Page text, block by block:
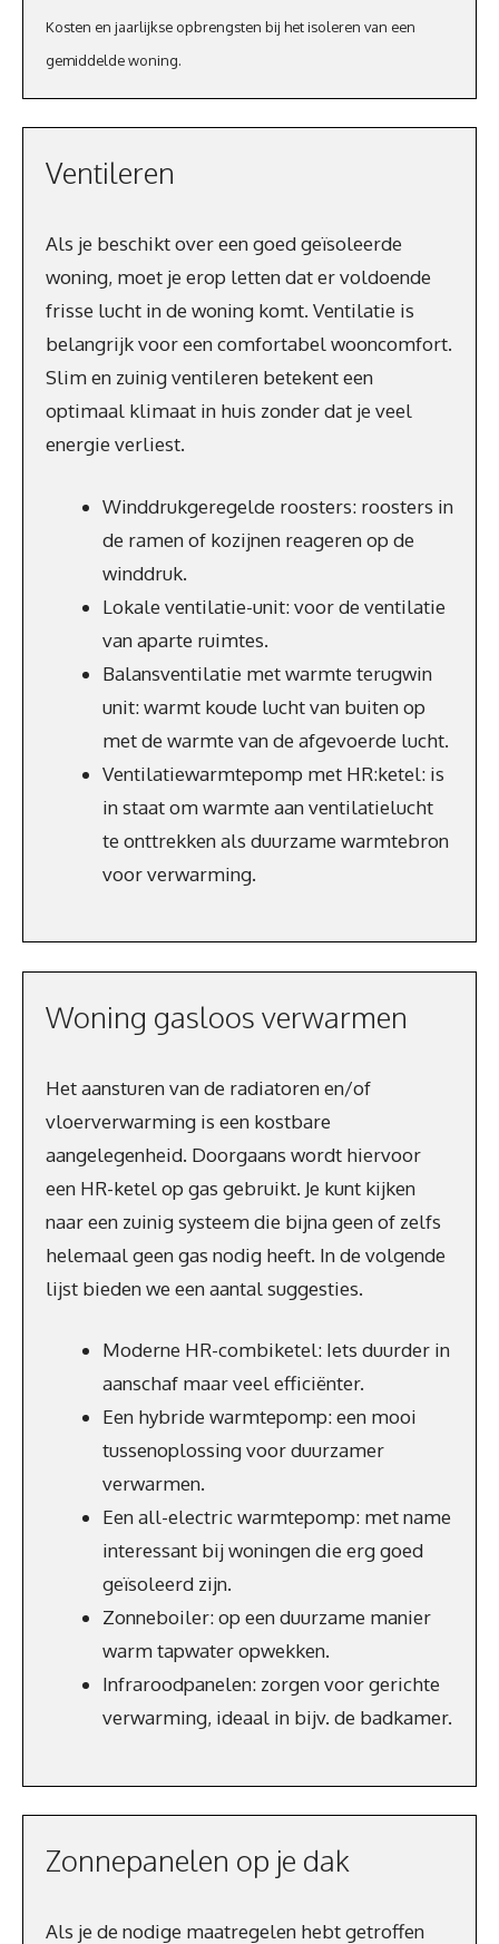
Kosten en jaarlijkse opbrengsten bij het isoleren van een
gemiddelde woning.
Ventileren
Als je beschikt over een goed geïsoleerde
woning, moet je erop letten dat er voldoende
frisse lucht in de woning komt. Ventilatie is
belangrijk voor een comfortabel wooncomfort.
Slim en zuinig ventileren betekent een
optimaal klimaat in huis zonder dat je veel
energie verliest.
Winddrukgeregelde roosters: roosters in
de ramen of kozijnen reageren op de
winddruk.
Lokale ventilatie-unit: voor de ventilatie
van aparte ruimtes.
Balansventilatie met warmte terugwin
unit: warmt koude lucht van buiten op
met de warmte van de afgevoerde lucht.
Ventilatiewarmtepomp met HR:ketel: is
in staat om warmte aan ventilatielucht
te onttrekken als duurzame warmtebron
voor verwarming.
Woning gasloos verwarmen
Het aansturen van de radiatoren en/of
vloerverwarming is een kostbare
aangelegenheid. Doorgaans wordt hiervoor
een HR-ketel op gas gebruikt. Je kunt kijken
naar een zuinig systeem die bijna geen of zelfs
helemaal geen gas nodig heeft. In de volgende
lijst bieden we een aantal suggesties.
Moderne HR-combiketel: Iets duurder in
aanschaf maar veel efficiënter.
Een hybride warmtepomp: een mooi
tussenoplossing voor duurzamer
verwarmen.
Een all-electric warmtepomp: met name
interessant bij woningen die erg goed
geïsoleerd zijn.
Zonneboiler: op een duurzame manier
warm tapwater opwekken.
Infraroodpanelen: zorgen voor gerichte
verwarming, ideaal in bijv. de badkamer.
Zonnepanelen op je dak
Als je de nodige maatregelen hebt getroffen